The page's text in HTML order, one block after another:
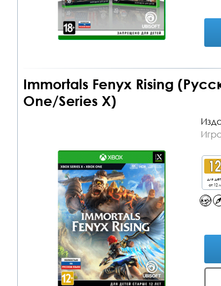
Immortals Fenyx Rising
One/Series X)
для
от 12